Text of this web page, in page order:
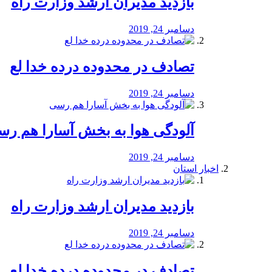
دسامبر 24, 2019
تصادف در محدوده درده خدا لع
دسامبر 24, 2019
آلودگی هوا به بخش آسارا هم
دسامبر 24, 2019
اخبار استان
بازدید مدیران ارشد وزارت راه
دسامبر 24, 2019